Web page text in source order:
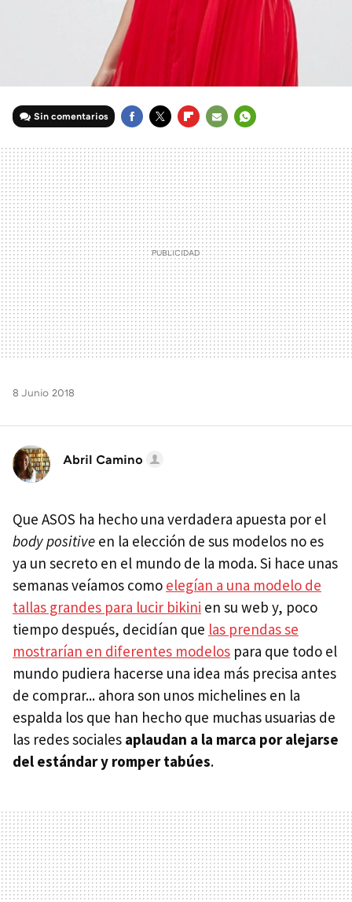
Sin comentarios
MAIL
8 Junio 2018
Abril Camino
Que ASOS ha hecho una verdadera apuesta por el
body positive en la elección de sus modelos no es
ya un secreto en el mundo de la moda. Si hace unas
semanas veíamos como elegían a una modelo de
tallas grandes para lucir bikini en su web y, poco
tiempo después, decidían que las prendas se
mostrarían en diferentes modelos para que todo el
mundo pudiera hacerse una idea más precisa antes
de comprar... ahora son unos michelines en la
espalda los que han hecho que muchas usuarias de
las redes sociales aplaudan a la marca por alejarse
del estándar y romper tabúes.